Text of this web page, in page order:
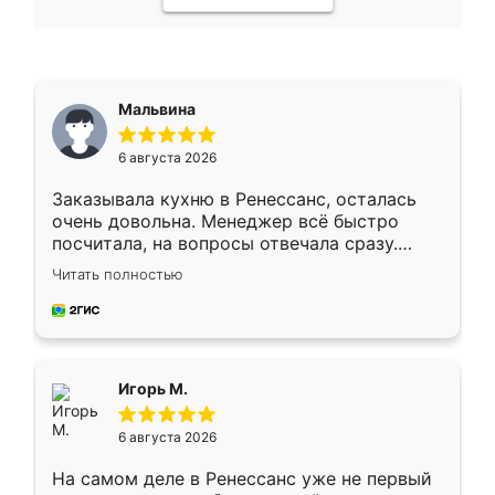
Мальвина
6 августа 2026
Заказывала кухню в Ренессанс, осталась
очень довольна. Менеджер всё быстро
посчитала, на вопросы отвечала сразу.
Замерщик приехал в субботу, подошёл к
делу со всей ответственностью. Собрали
за день, ребята работали аккуратно, даже
Читать полностью
Игорь М.
6 августа 2026
На самом деле в Ренессанс уже не первый